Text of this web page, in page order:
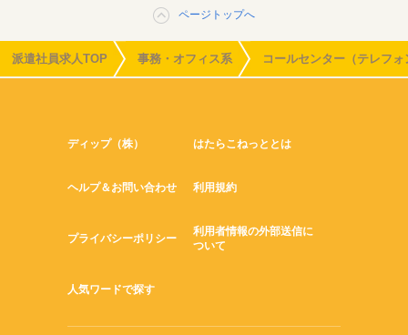
ページトップへ
派遣社員求人TOP 事務・オフィス系 コールセンター（テレフ
ディップ（株） はたらこねっととは
ヘルプ＆お問い合わせ 利用規約
プライバシーポリシー
利用者情報の外部送信に
ついて
人気ワードで探す